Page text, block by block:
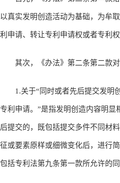
以真实发明创造活动为基础，为牟
利申请、转让专利申请权或者专利
其次，《办法》第二条第二款对
1.关于“同时或者先后提交发明创
专利申请。”是指发明创造内容明
后提交的，既包括提交多件不同材
征或要素原样或细微变化后，进行
包括专利法第九条第一款所允许的